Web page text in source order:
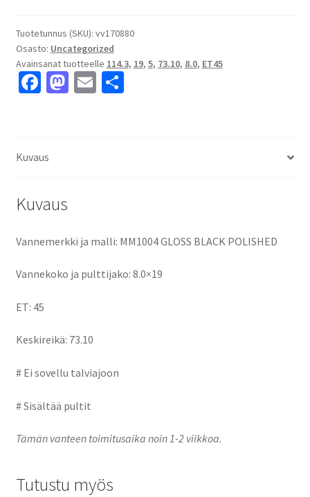
8.0x19"
5x114.3
ET45
keskireikä:73.10
Tuotetunnus (SKU): vv170880
Osasto: Uncategorized
Avainsanat tuotteelle 114.3, 19, 5, 73.10, 8.0, ET45
Fa
o
M E S
Kuvaus
Kuvaus
Vannemerkki ja malli: MM1004 GLOSS BLACK POLISHED
Vannekoko ja pulttijako: 8.0×19
ET: 45
Keskireikä: 73.10
# Ei sovellu talviajoon
# Sisältää pultit
Tämän vanteen toimitusaika noin 1-2 viikkoa.
Tutustu myös